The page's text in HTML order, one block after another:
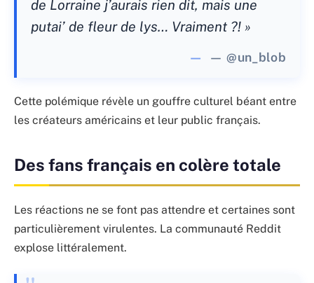
de Lorraine j’aurais rien dit, mais une
putai’ de fleur de lys… Vraiment ?! »
— @un_blob
Cette polémique révèle un gouffre culturel béant entre
les créateurs américains et leur public français.
Des fans français en colère totale
Les réactions ne se font pas attendre et certaines sont
particulièrement virulentes. La communauté Reddit
explose littéralement.